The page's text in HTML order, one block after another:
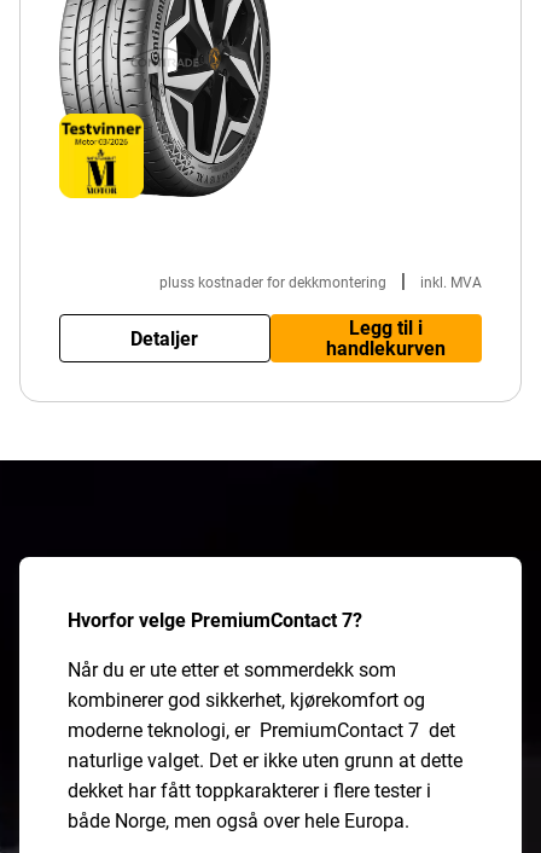
pluss kostnader for dekkmontering inkl. MVA
Detaljer
Legg til i
handlekurven
Hvorfor velge PremiumContact 7?
Når du er ute etter et sommerdekk som
kombinerer god sikkerhet, kjørekomfort og
moderne teknologi, er PremiumContact 7 det
naturlige valget. Det er ikke uten grunn at dette
dekket har fått toppkarakterer i flere tester i
både Norge, men også over hele Europa.